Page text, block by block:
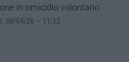
in omicidio volontario
30/04/26 – 11:12